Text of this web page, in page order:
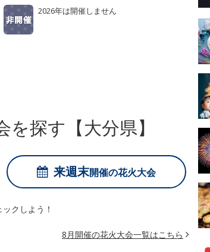
2026年は開催しません
を探す【大分県】
来週末開催の花火大会
クしよう！
8月開催の花火大会一覧はこちら